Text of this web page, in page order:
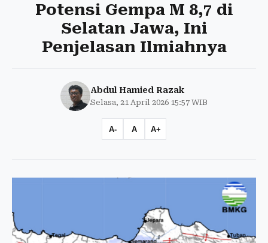
Potensi Gempa M 8,7 di
Selatan Jawa, Ini
Penjelasan Ilmiahnya
Abdul Hamied Razak
Selasa, 21 April 2026 15:57 WIB
A- A A+